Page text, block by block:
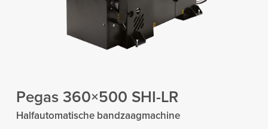
Pegas 360×500 SHI-LR
Halfautomatische bandzaagmachine